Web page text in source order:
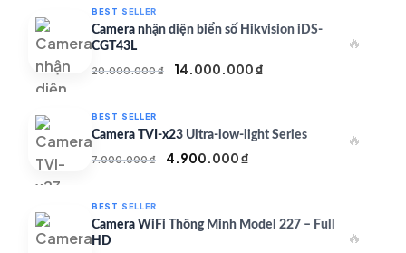
50.000.000 ₫.là:
35.000.000 ₫.
BEST SELLER
Camera nhận diện biển số Hikvision iDS-
CGT43L
20.000.000₫
Giá
20.000.000 ₫.
14.000.000₫
là:
14.000.000 ₫.
🔥
BEST SELLER
Camera TVI-x23 Ultra-low-light Series
7.000.000₫
Giá
7.000.000 ₫.
4.900.000₫
là:
🔥
BEST SELLER
Camera WiFi Thông Minh Model 227 – Full
HD
🔥